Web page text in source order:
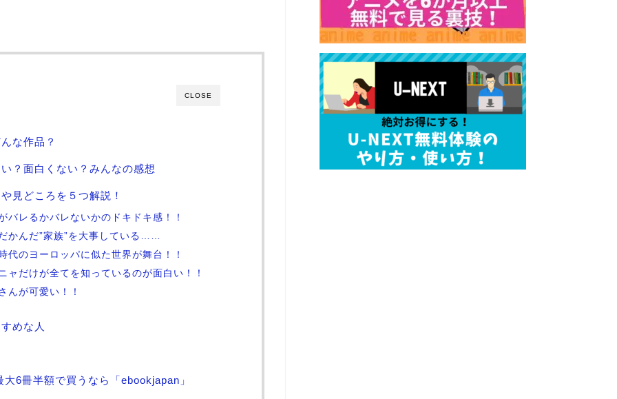
CLOSE
な作品？
？面白くない？みんなの感想
見どころを５つ解説！
バレるかバレないかのドキドキ感！！
かんだ”家族”を大事している……
代のヨーロッパに似た世界が舞台！！
ャだけが全てを知っているのが面白い！！
んが可愛い！！
めな人
6冊半額で買うなら「ebookjapan」